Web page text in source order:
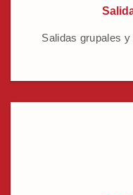
Salidas grupales